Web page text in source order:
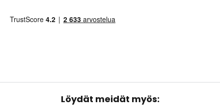
Löydät meidät myös: